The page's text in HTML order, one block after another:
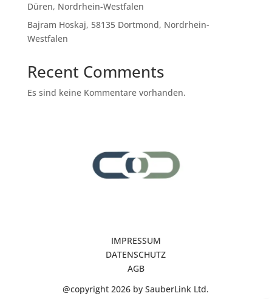
Düren, Nordrhein-Westfalen
Bajram Hoskaj, 58135 Dortmond, Nordrhein-
Westfalen
Recent Comments
Es sind keine Kommentare vorhanden.
IMPRESSUM
DATENSCHUTZ
AGB
@copyright 2026 by SauberLink Ltd.